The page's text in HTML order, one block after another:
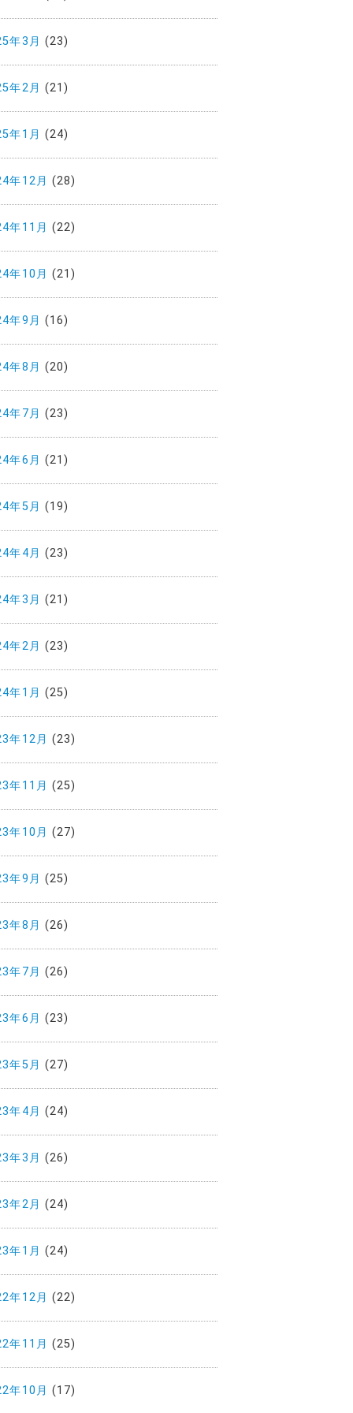
年3月 (23)
年2月 (21)
年1月 (24)
年12月 (28)
年11月 (22)
年10月 (21)
年9月 (16)
年8月 (20)
年7月 (23)
年6月 (21)
年5月 (19)
年4月 (23)
年3月 (21)
年2月 (23)
年1月 (25)
年12月 (23)
年11月 (25)
年10月 (27)
年9月 (25)
年8月 (26)
年7月 (26)
年6月 (23)
年5月 (27)
年4月 (24)
年3月 (26)
年2月 (24)
年1月 (24)
年12月 (22)
年11月 (25)
年10月 (17)